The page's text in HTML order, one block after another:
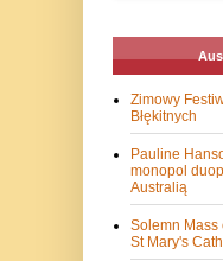
Zimowy
Błękitnych
Pauline
monopol
Australią
Solemn Mass
St Mary's